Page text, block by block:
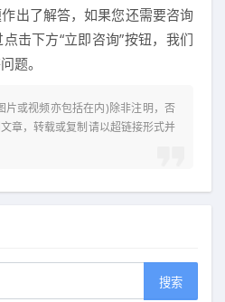
出了解答，如果您还需要咨询
击下方“立即咨询”按钮，我们
题。
片或视频亦包括在内)除非注明，否
章，转载或复制请以超链接形式并